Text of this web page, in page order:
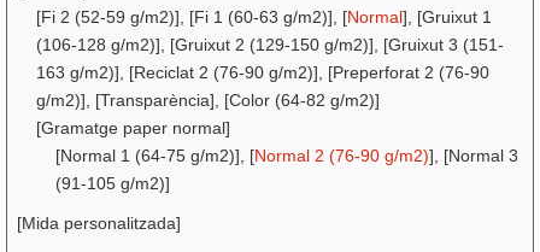
[Fi 2 (52-59 g/m2)], [Fi 1 (60-63 g/m2)], [Normal], [Gruixut 1
(106-128 g/m2)], [Gruixut 2 (129-150 g/m2)], [Gruixut 3 (151-
163 g/m2)], [Reciclat 2 (76-90 g/m2)], [Preperforat 2 (76-90
g/m2)], [Transparència], [Color (64-82 g/m2)]
[Gramatge paper normal]
[Normal 1 (64-75 g/m2)], [Normal 2 (76-90 g/m2)], [Normal 3
(91-105 g/m2)]
[Mida personalitzada]